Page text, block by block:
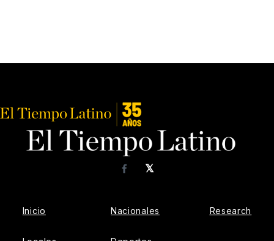
𝕏
Facebook
Inicio Nacionales Research